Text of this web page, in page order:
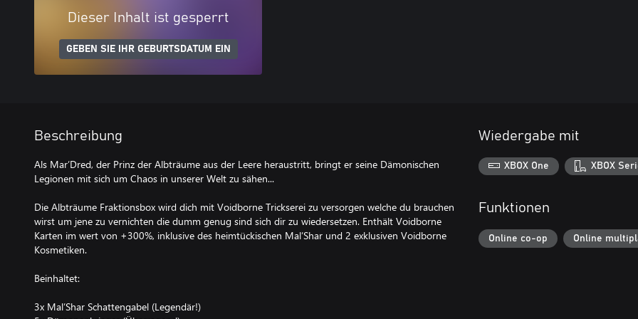
Dieser Inhalt ist gesperrt
GEBEN SIE IHR GEBURTSDATUM EIN
Beschreibung
Als Mar’Dred, der Prinz der Albträume aus der Leere heraustritt, bringt er seine Dämonischen
Legionen mit sich um Chaos in unserer Welt zu sähen...
Die Albträume Fraktionsbox wird dich mit Voidborne Trickserei zu versorgen welche du brauchen
wirst um jene zu vernichten die dumm genug sind sich dir zu wiedersetzen. Enthält Voidborne
Karten im wert von +300%, inklusive des heimtückischen Mal’Shar und 2 exklusiven Voidborne
Kosmetiken.
Beinhaltet:
3x Mal’Shar Schattengabel (Legendär!)
Wiedergabe mit
XBOX One XBOX
Funktionen
Online co-op Online